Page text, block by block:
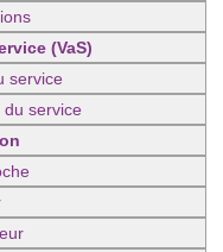
(VaS)
service
du service